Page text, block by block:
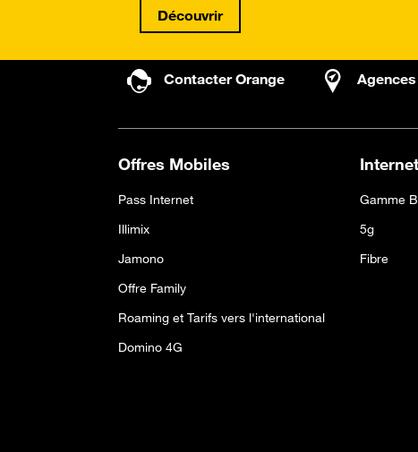
Découvrir
Contacter Orange Agences
Offres Mobiles
Pass Internet
Illimix
Jamono
Offre Family
Roaming et Tarifs vers l'international
Domino 4G
Gamme
5g
Fibre